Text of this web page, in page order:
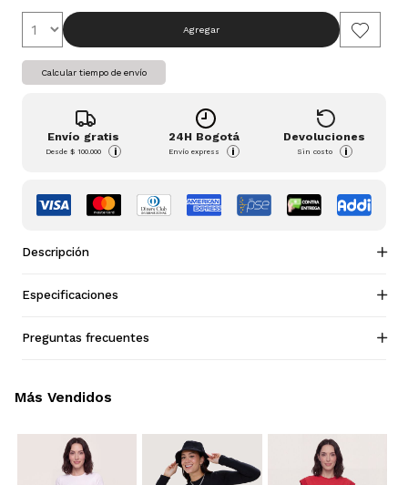
Agregar
Calcular tiempo de envío
Envío gratis
Desde$ 100.000 i
24H Bogotá
Envío express i
Devoluciones
Sin costo i
Descripción
Especificaciones
Preguntas frecuentes
Más Vendidos